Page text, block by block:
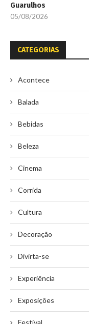
Guarulhos
05/08/2026
CATEGORIAS
Acontece
Balada
Bebidas
Beleza
Cinema
Corrida
Cultura
Decoração
Divirta-se
Experiência
Exposições
Festival